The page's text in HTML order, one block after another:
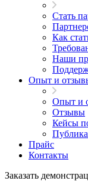
Стать
Как
Наши
Опыт и
Опыт и
Отзывы
Кейсы
Прайс
Контакты
Заказать